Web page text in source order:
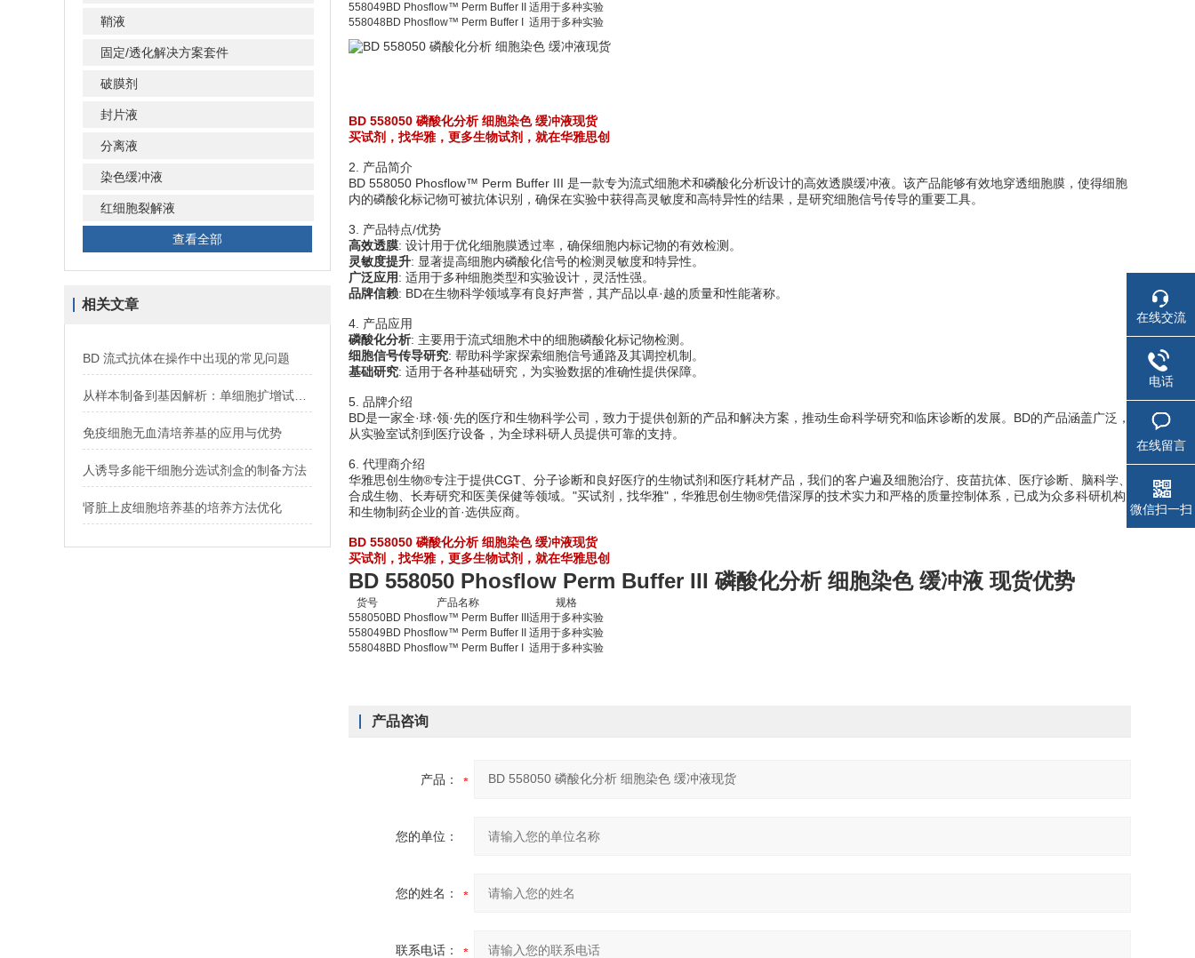
鞘液
固定/透化解决方案套件
破膜剂
封片液
分离液
染色缓冲液
红细胞裂解液
查看全部
相关文章
BD 流式抗体在操作中出现的常见问题
免疫细胞无血清培养基的应用与优势
人诱导多能干细胞分选试剂盒的制备方法
肾脏上皮细胞培养基的培养方法优化
558049 BD Phosflow™ Perm Buffer II
适用于多种实验
558048BD Phosflow™ Perm Buffer I 适用于多种实验
BD 558050 磷酸化分析 细胞染色 缓冲液现货
买试剂，找华雅，更多生物试剂，就在华雅思创
2. 产品简介
BD 558050 Phosflow™ Perm Buffer III 是一款专为流式细胞术和磷酸化分析设计的高效透膜缓冲液。该产品能够有效地穿透细胞膜，使得细胞
内的磷酸化标记物可被抗体识别，确保在实验中获得高灵敏度和高特异性的结果，是研究细胞信号传导的重要工具。
3. 产品特点/优势
高效透膜: 设计用于优化细胞膜透过率，确保细胞内标记物的有效检测。
灵敏度提升: 显著提高细胞内磷酸化信号的检测灵敏度和特异性。
广泛应用: 适用于多种细胞类型和实验设计，灵活性强。
品牌信赖: BD在生物科学领域享有良好声誉，其产品以卓·越的质量和性能著称。
4. 产品应用
磷酸化分析: 主要用于流式细胞术中的细胞磷酸化标记物检测。
细胞信号传导研究: 帮助科学家探索细胞信号通路及其调控机制。
基础研究: 适用于各种基础研究，为实验数据的准确性提供保障。
5. 品牌介绍
BD是一家全·球·领·先的医疗和生物科学公司，致力于提供创新的产品和解决方案，推动生命科学研究和临床诊断的发展。BD的产品涵盖广泛，
从实验室试剂到医疗设备，为全球科研人员提供可靠的支持。
6. 代理商介绍
华雅思创生物®专注于提供CGT、分子诊断和良好医疗的生物试剂和医疗耗材产品，我们的客户遍及细胞治疗、疫苗抗体、医疗诊断、脑科学、
合成生物、长寿研究和医美保健等领域。"买试剂，找华雅"，华雅思创生物®凭借深厚的技术实力和严格的质量控制体系，已成为众多科研机构
和生物制药企业的首·选供应商。
BD 558050 磷酸化分析 细胞染色 缓冲液现货
买试剂，找华雅，更多生物试剂，就在华雅思创
BD 558050 Phosflow Perm Buffer III 磷酸化分析 细胞染色 缓冲液 现货优势
货号 产品名称
规格
558050BD Phosflow™ Perm Buffer III 适用于多种实验
558049 BD Phosflow™ Perm Buffer II
适用于多种实验
558048BD Phosflow™ Perm Buffer I 适用于多种实验
产品咨询
产品：
您的单位：
您的姓名：
联系电话：
在线交流
电话
在线留言
微信扫一扫